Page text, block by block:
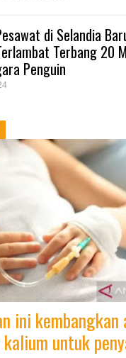
di Selandia
Terbang 20
Penguin
ini
untuk